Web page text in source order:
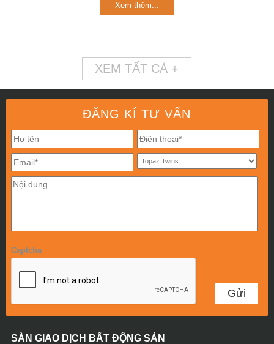
Xem thêm...
XEM TẤT CẢ +
ĐĂNG KÍ TƯ VẤN
Captcha
SÀN GIAO DỊCH BẤT ĐỘNG SẢN